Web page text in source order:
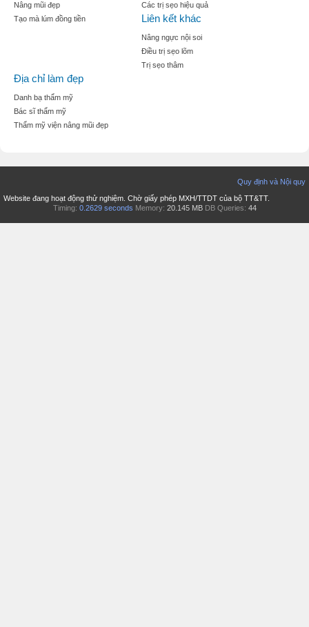
Nâng mũi đẹp
Tạo mà lúm đồng tiền
Các trị sẹo hiệu quả
Liên kết khác
Nâng ngực nội soi
Điều trị sẹo lõm
Trị sẹo thâm
Địa chỉ làm đẹp
Danh bạ thẩm mỹ
Bác sĩ thẩm mỹ
Thẩm mỹ viện nâng mũi đẹp
Quy định và Nội quy
Website đang hoạt động thử nghiệm. Chờ giấy phép MXH/TTDT của bộ TT&TT.
Timing: 0.2629 seconds Memory: 20.145 MB DB Queries: 44